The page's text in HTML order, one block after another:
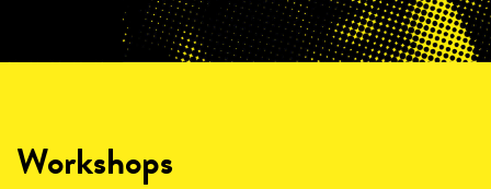
Workshops